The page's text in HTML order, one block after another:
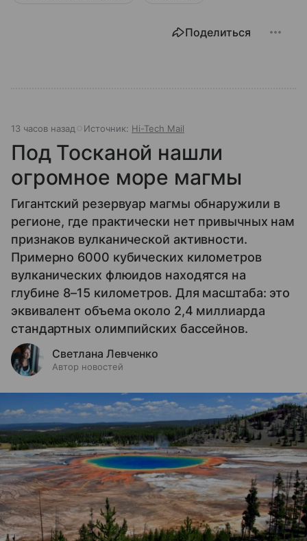
Поделиться
13 часов назад Источник: Hi-Tech Mail
Под Тосканой нашли
огромное море магмы
Гигантский резервуар магмы обнаружили в
регионе, где практически нет привычных нам
признаков вулканической активности.
Примерно 6000 кубических километров
вулканических флюидов находятся на
глубине 8–15 километров. Для масштаба: это
эквивалент объема около 2,4 миллиарда
стандартных олимпийских бассейнов.
Светлана Левченко
Автор новостей